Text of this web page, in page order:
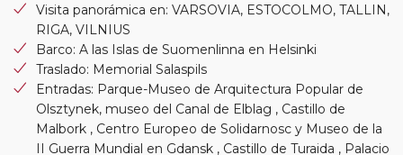
Visita panorámica en: VARSOVIA, ESTOCOLMO, TALLIN,
RIGA, VILNIUS
Barco: A las Islas de Suomenlinna en Helsinki
Traslado: Memorial Salaspils
Entradas: Parque-Museo de Arquitectura Popular de
Olsztynek, museo del Canal de Elblag , Castillo de
Malbork , Centro Europeo de Solidarnosc y Museo de la
II Guerra Mundial en Gdansk , Castillo de Turaida , Palacio